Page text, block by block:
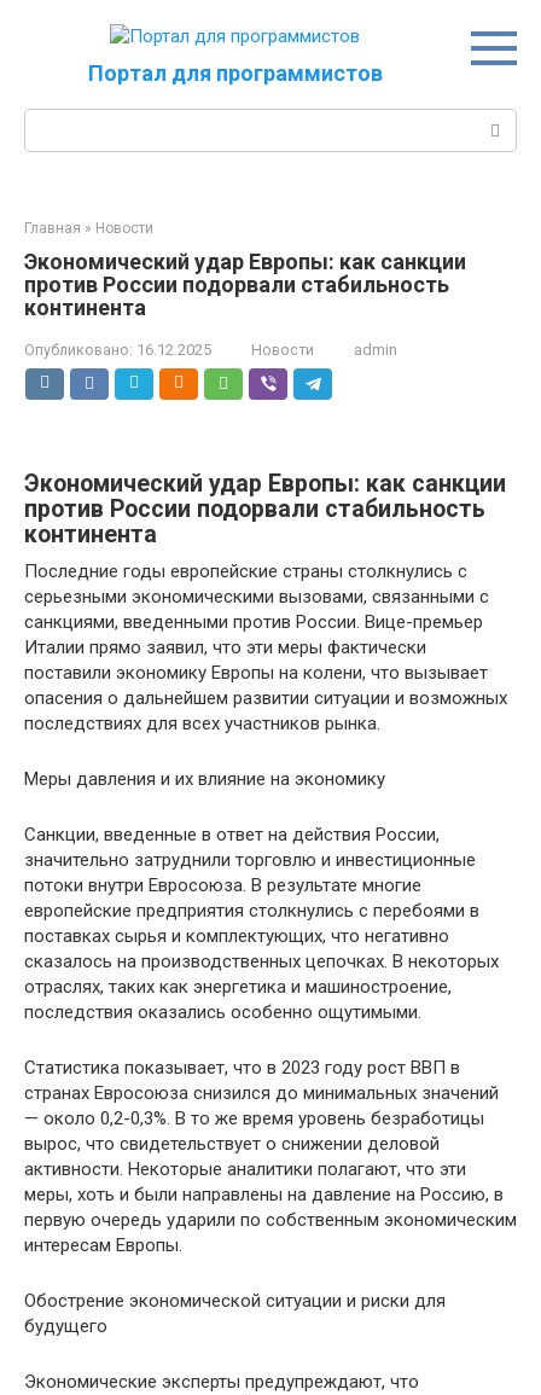
Портал для программистов
Главная » Новости
Экономический удар Европы: как санкции
против России подорвали стабильность
континента
Опубликовано: 16.12.2025 Новости admin
Экономический удар Европы: как санкции
против России подорвали стабильность
континента
Последние годы европейские страны столкнулись с
серьезными экономическими вызовами, связанными с
санкциями, введенными против России. Вице-премьер
Италии прямо заявил, что эти меры фактически
поставили экономику Европы на колени, что вызывает
опасения о дальнейшем развитии ситуации и возможных
последствиях для всех участников рынка.
Меры давления и их влияние на экономику
Санкции, введенные в ответ на действия России,
значительно затруднили торговлю и инвестиционные
потоки внутри Евросоюза. В результате многие
европейские предприятия столкнулись с перебоями в
поставках сырья и комплектующих, что негативно
сказалось на производственных цепочках. В некоторых
отраслях, таких как энергетика и машиностроение,
последствия оказались особенно ощутимыми.
Статистика показывает, что в 2023 году рост ВВП в
странах Евросоюза снизился до минимальных значений
— около 0,2-0,3%. В то же время уровень безработицы
вырос, что свидетельствует о снижении деловой
активности. Некоторые аналитики полагают, что эти
меры, хоть и были направлены на давление на Россию, в
первую очередь ударили по собственным экономическим
интересам Европы.
Обострение экономической ситуации и риски для
будущего
Экономические эксперты предупреждают, что